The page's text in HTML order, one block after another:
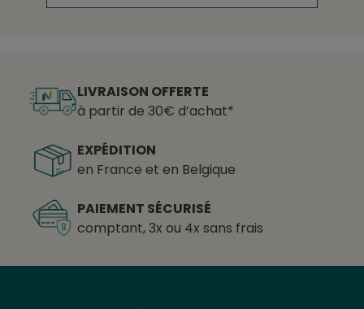
LIVRAISON OFFERTE
à partir de 30€ d’achat*
EXPÉDITION
en France et en Belgique
PAIEMENT SÉCURISÉ
comptant, 3x ou 4x sans frais